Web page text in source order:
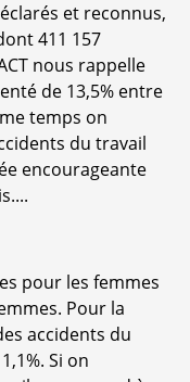
et reconnus,
411 157
nous rappelle
de 13,5% entre
temps on
du travail
encourageante
pour les femmes
Pour la
accidents du
Si on